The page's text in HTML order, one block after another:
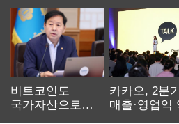
비트코인도
국가자산으로…'
카카오, 2분기
매출·영업익